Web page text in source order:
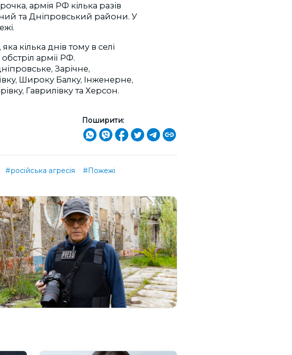
армія РФ кілька разів
та Дніпровський райони. У
кілька днів тому в селі
армії РФ.
Зарічне,
Широку Балку, Інженерне,
Гаврилівку та Херсон.
Поширити:
#російська агресія #Пожежі